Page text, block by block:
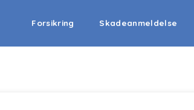
Forsikring Skadeanmeldelse